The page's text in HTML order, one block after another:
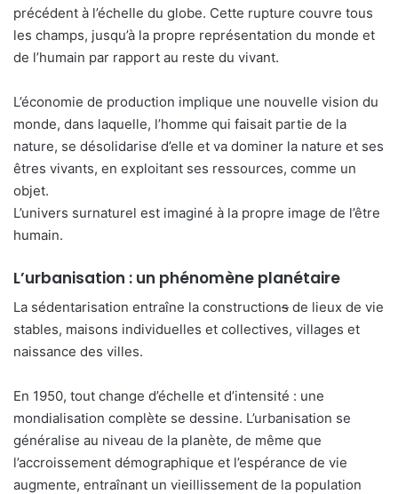
précédent à l’échelle du globe. Cette rupture couvre tous
les champs, jusqu’à la propre représentation du monde et
de l’humain par rapport au reste du vivant.
L’économie de production implique une nouvelle vision du
monde, dans laquelle, l’homme qui faisait partie de la
nature, se désolidarise d’elle et va dominer la nature et ses
êtres vivants, en exploitant ses ressources, comme un
objet.
L’univers surnaturel est imaginé à la propre image de l’être
humain.
L’urbanisation : un phénomène planétaire
La sédentarisation entraîne la constructions de lieux de vie
stables, maisons individuelles et collectives, villages et
naissance des villes.
En 1950, tout change d’échelle et d’intensité : une
mondialisation complète se dessine. L’urbanisation se
généralise au niveau de la planète, de même que
l’accroissement démographique et l’espérance de vie
augmente, entraînant un vieillissement de la population